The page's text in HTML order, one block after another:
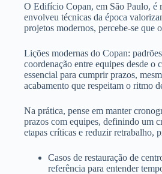
O Edifício Copan, em São Paulo, é
envolveu técnicas da época
projetos modernos, percebe-se que
Lições modernas do Copan:
coordenação entre equipes desde
essencial para cumprir prazos,
acabamento que respeitam o ritmo
Na prática, pense em manter
prazos com equipes, definindo um
etapas críticas e reduzir retrabalho,
Casos de restauração de
referência para entender